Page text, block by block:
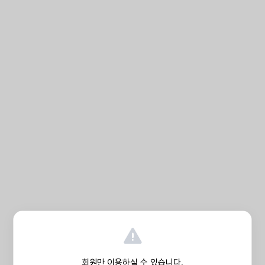
회원만 이용하실 수 있습니다.